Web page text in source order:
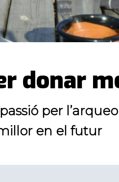
donar
per
en el futur